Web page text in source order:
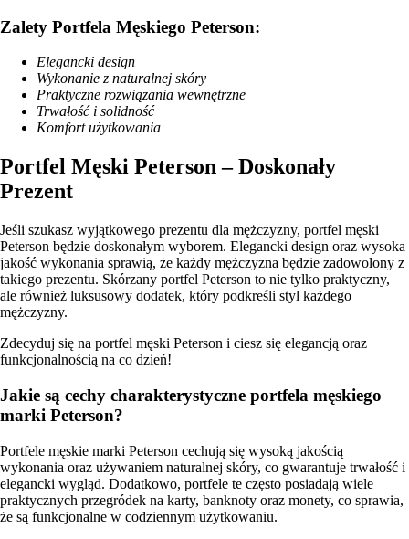
Zalety Portfela Męskiego Peterson:
Elegancki design
Wykonanie z naturalnej skóry
Praktyczne rozwiązania wewnętrzne
Trwałość i solidność
Komfort użytkowania
Portfel Męski Peterson – Doskonały
Prezent
Jeśli szukasz wyjątkowego prezentu dla mężczyzny, portfel męski
Peterson będzie doskonałym wyborem. Elegancki design oraz wysoka
jakość wykonania sprawią, że każdy mężczyzna będzie zadowolony z
takiego prezentu. Skórzany portfel Peterson to nie tylko praktyczny,
ale również luksusowy dodatek, który podkreśli styl każdego
mężczyzny.
Zdecyduj się na portfel męski Peterson i ciesz się elegancją oraz
funkcjonalnością na co dzień!
Jakie są cechy charakterystyczne portfela męskiego
marki Peterson?
Portfele męskie marki Peterson cechują się wysoką jakością
wykonania oraz używaniem naturalnej skóry, co gwarantuje trwałość i
elegancki wygląd. Dodatkowo, portfele te często posiadają wiele
praktycznych przegródek na karty, banknoty oraz monety, co sprawia,
że są funkcjonalne w codziennym użytkowaniu.